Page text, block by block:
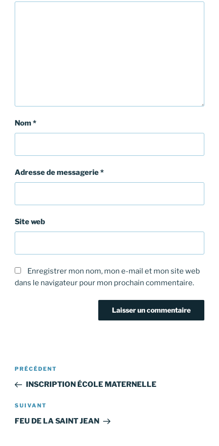
Nom*
Adresse de messagerie*
Site web
Enregistrer mon nom, mon e-mail et mon site web
dans le navigateur pour mon prochain commentaire.
Navigation
l’article
Article
précédent
PRÉCÉDENT
INSCRIPTION ÉCOLE MATERNELLE
Article
suivant
SUIVANT
FEU DE LA SAINT JEAN